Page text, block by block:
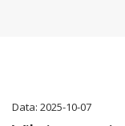
Data: 2025-10-07